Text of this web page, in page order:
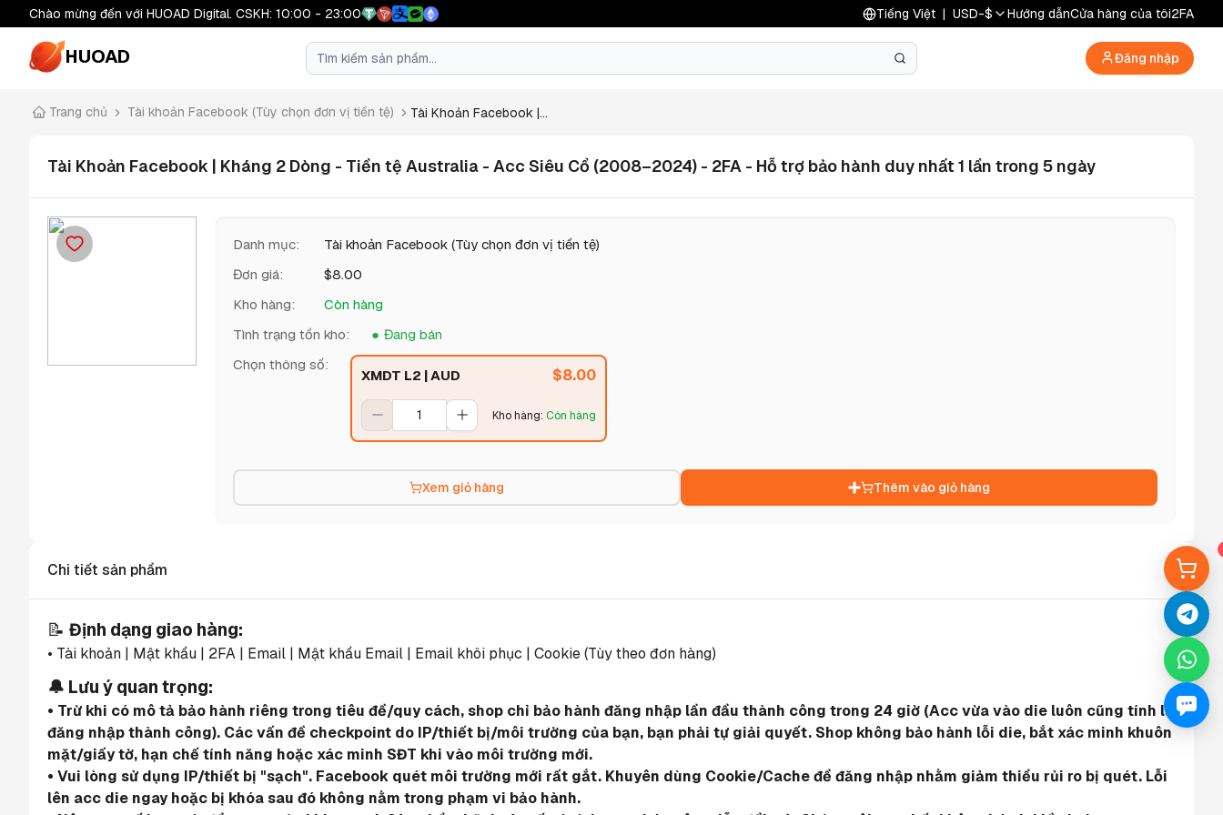
Chào mừng đến với HUOAD Digital. CSKH: 10:00 - 23:00 Tiếng Việt | USD-$ Hướng dẫnCửa hàng của tôi2FA
HUOAD Đăng nhập
Trang chủ Tài khoản Facebook (Tùy chọn đơn vị tiền tệ) Tài Khoản Facebook |...
Tài Khoản Facebook | Kháng 2 Dòng - Tiền tệ Australia - Acc Siêu Cổ (2008–2024) - 2FA - Hỗ trợ bảo hành duy nhất 1 lần trong 5 ngày
Danh mục:
Tài khoản Facebook (Tùy chọn đơn vị tiền tệ)
Đơn giá: $8.00
Kho hàng:
Còn hàng
Tình trạng tồn kho:
Đang bán
Chọn thông số:
XMDT L2 | AUD $8.00
Kho hàng: Còn hàng
Xem giỏ hàng Thêm vào giỏ hàng
Chi tiết sản phẩm
📝 Định dạng giao hàng:
• Tài khoản | Mật khẩu | 2FA | Email | Mật khẩu Email | Email khôi phục | Cookie (Tùy theo đơn hàng)
🔔 Lưu ý quan trọng:
• Trừ khi có mô tả bảo hành riêng trong tiêu đề/quy cách, shop chỉ bảo hành đăng nhập lần đầu thành công trong 24 giờ (Acc vừa vào die luôn cũng tính là
đăng nhập thành công). Các vấn đề checkpoint do IP/thiết bị/môi trường của bạn, bạn phải tự giải quyết. Shop không bảo hành lỗi die, bắt xác minh khuôn
mặt/giấy tờ, hạn chế tính năng hoặc xác minh SĐT khi vào môi trường mới.
• Vui lòng sử dụng IP/thiết bị "sạch". Facebook quét môi trường mới rất gắt. Khuyên dùng Cookie/Cache để đăng nhập nhằm giảm thiểu rủi ro bị quét. Lỗi
lên acc die ngay hoặc bị khóa sau đó không nằm trong phạm vi bảo hành.